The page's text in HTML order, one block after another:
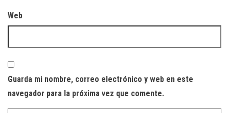
Web
Guarda mi nombre, correo electrónico y web en este
navegador para la próxima vez que comente.